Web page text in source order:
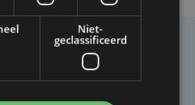
opgemerkt?
of schrijffout opgemerkt in dit
Niet-
geclassificeerd